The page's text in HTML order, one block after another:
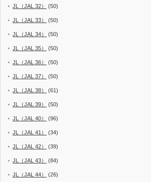
JL（JAL 32） (50)
JL（JAL 33） (50)
JL（JAL 34） (50)
JL（JAL 35） (50)
JL（JAL 36） (50)
JL（JAL 37） (50)
JL（JAL 38） (61)
JL（JAL 39） (50)
JL（JAL 40） (96)
JL（JAL 41） (34)
JL（JAL 42） (39)
JL（JAL 43） (84)
JL（JAL 44） (26)